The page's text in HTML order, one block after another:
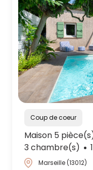
Coup de coeur
Maison 5
3 chambre(s)
Marseille (13012)